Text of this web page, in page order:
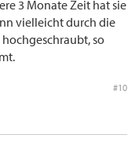
3 Monate Zeit hat sie
vielleicht durch die
so
#10